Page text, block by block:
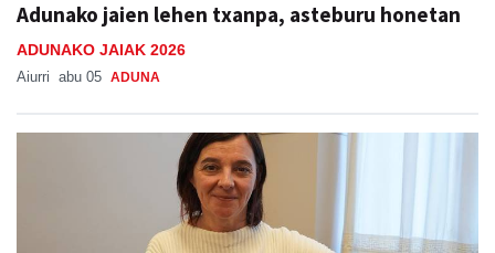
Adunako jaien lehen txanpa, asteburu honetan
ADUNAKO JAIAK 2026
Aiurri abu 05 ADUNA